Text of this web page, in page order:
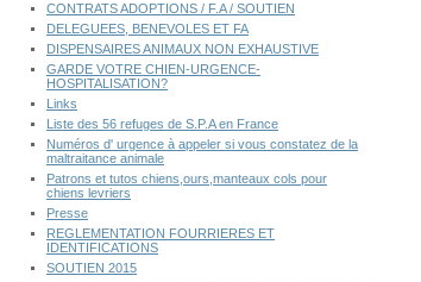
CONTRATS ADOPTIONS / F.A / SOUTIEN
DELEGUEES, BENEVOLES ET FA
DISPENSAIRES ANIMAUX NON EXHAUSTIVE
GARDE VOTRE CHIEN-URGENCE-
HOSPITALISATION?
Links
Liste des 56 refuges de S.P.A en France
Numéros d' urgence à appeler si vous constatez de la
maltraitance animale
Patrons et tutos chiens,ours,manteaux cols pour
chiens levriers
Presse
REGLEMENTATION FOURRIERES ET
IDENTIFICATIONS
SOUTIEN 2015